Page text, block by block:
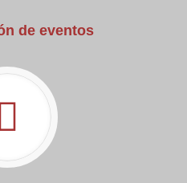
de eventos